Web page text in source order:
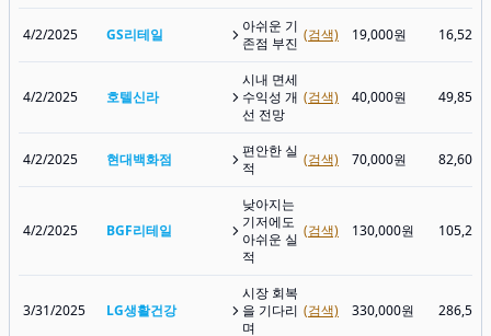
4/2/2025 GS리테일
아쉬운 기
존점 부진 (검색) 19,000원 16,520
4/2/2025 호텔신라
시내 면세
수익성 개
선 전망
(검색) 40,000원 49,850
4/2/2025 현대백화점
편안한 실
적
(검색) 70,000원 82,600
4/2/2025 BGF리테일
낮아지는
기저에도
아쉬운 실
적
(검색) 130,000원 105,200
3/31/2025 LG생활건강
시장 회복
을 기다리
며
(검색) 330,000원 286,500